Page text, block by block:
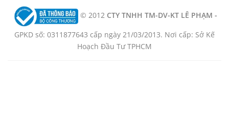
© 2012 CTY TNHH TM-DV-KT LÊ PHẠM -
GPKD số: 0311877643 cấp ngày 21/03/2013. Nơi cấp: Sở Kế
Hoạch Đầu Tư TPHCM